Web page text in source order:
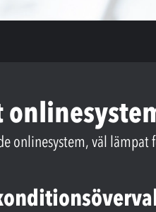
onlinesystem, väl